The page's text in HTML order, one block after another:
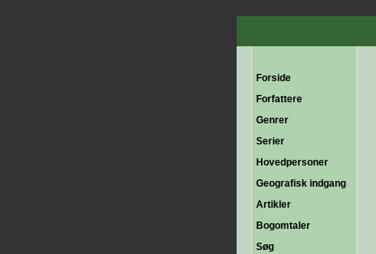
Forside
Forfattere
Genrer
Serier
Hovedpersoner
Geografisk indgang
Artikler
Bogomtaler
Søg